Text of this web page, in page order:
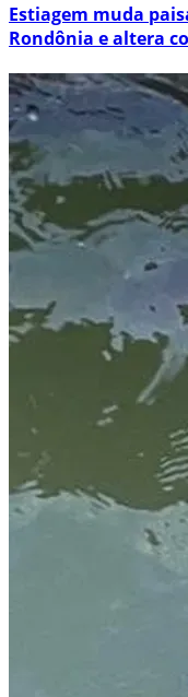
Estiagem muda
Rondônia e altera